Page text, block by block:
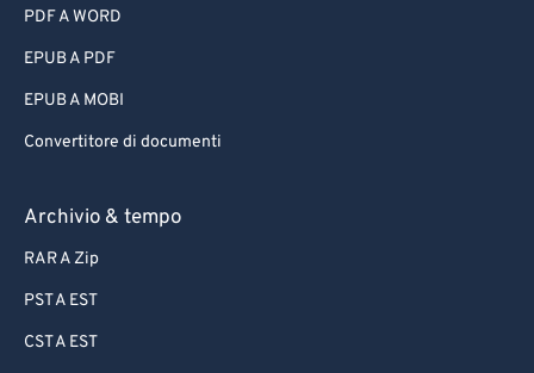
PDF A WORD
EPUB A PDF
EPUB A MOBI
Convertitore di documenti
Archivio & tempo
RAR A Zip
PST A EST
CST A EST